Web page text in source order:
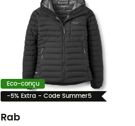
Eco-conçu
-5% Extra - Code Summer5
Rab